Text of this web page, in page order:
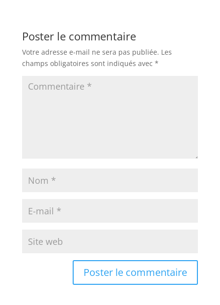
Poster le commentaire
Votre adresse e-mail ne sera pas publiée. Les
champs obligatoires sont indiqués avec *